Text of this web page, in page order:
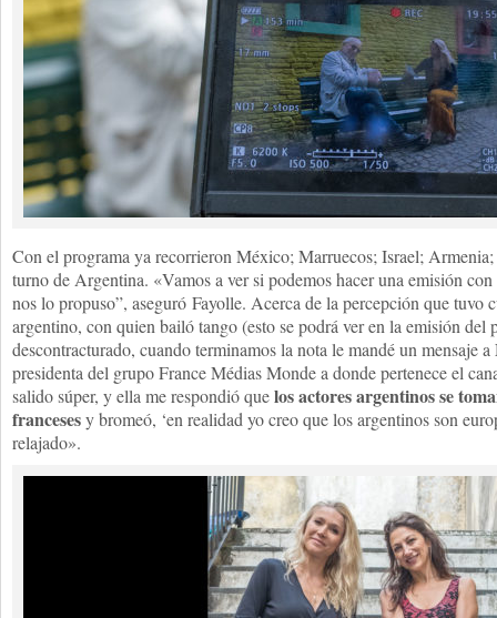
Con el programa ya recorrieron México; Marruecos; Israel;
turno de Argentina. «Vamos a ver si podemos hacer una emisión
nos lo propuso”, aseguró Fayolle. Acerca de la percepción que tuvo
argentino, con quien bailó tango (esto se podrá ver en la emisión del
descontracturado, cuando terminamos la nota le mandé un mensaje a
presidenta del grupo France Médias Monde a donde pertenece el
salido súper, y ella me respondió quelos actores argentinos se
francesesy bromeó, ‘en realidad yo creo que los argentinos son
relajado».